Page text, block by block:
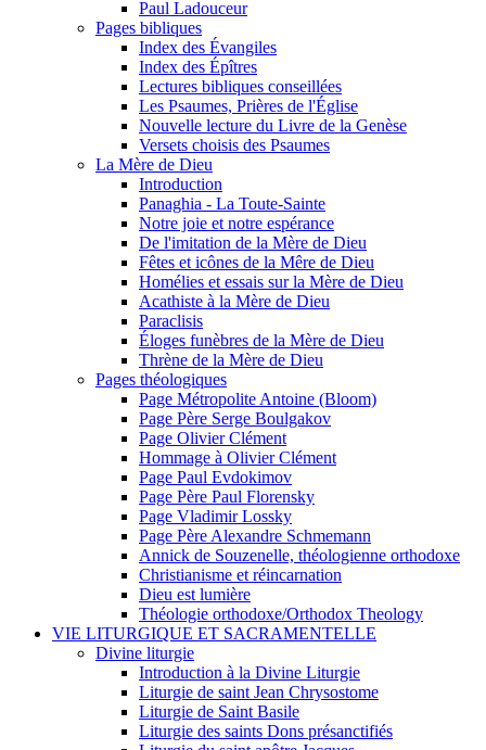
Paul Ladouceur
Pages bibliques
Index des Évangiles
Index des Épîtres
Lectures bibliques conseillées
Les Psaumes, Prières de l'Église
Nouvelle lecture du Livre de la Genèse
Versets choisis des Psaumes
La Mère de Dieu
Introduction
Panaghia - La Toute-Sainte
Notre joie et notre espérance
De l'imitation de la Mère de Dieu
Fêtes et icônes de la Mêre de Dieu
Homélies et essais sur la Mère de Dieu
Acathiste à la Mère de Dieu
Paraclisis
Éloges funèbres de la Mère de Dieu
Thrène de la Mère de Dieu
Pages théologiques
Page Métropolite Antoine (Bloom)
Page Père Serge Boulgakov
Page Olivier Clément
Hommage à Olivier Clément
Page Paul Evdokimov
Page Père Paul Florensky
Page Vladimir Lossky
Page Père Alexandre Schmemann
Annick de Souzenelle, théologienne orthodoxe
Christianisme et réincarnation
Dieu est lumière
Théologie orthodoxe/Orthodox Theology
VIE LITURGIQUE ET SACRAMENTELLE
Divine liturgie
Introduction à la Divine Liturgie
Liturgie de saint Jean Chrysostome
Liturgie de Saint Basile
Liturgie des saints Dons présanctifiés